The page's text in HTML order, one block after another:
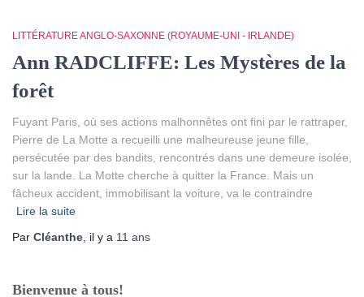
LITTÉRATURE ANGLO-SAXONNE (ROYAUME-UNI - IRLANDE)
Ann RADCLIFFE: Les Mystères de la
forêt
Fuyant Paris, où ses actions malhonnêtes ont fini par le rattraper,
Pierre de La Motte a recueilli une malheureuse jeune fille,
persécutée par des bandits, rencontrés dans une demeure isolée,
sur la lande. La Motte cherche à quitter la France. Mais un
fâcheux accident, immobilisant la voiture, va le contraindre
Lire la suite
Par Cléanthe , il y a 11 ans
Bienvenue à tous!